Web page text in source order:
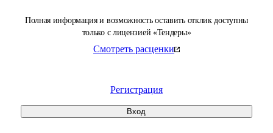
Полная информация и возможность оставить отклик доступны
только с лицензией «Тендеры»
Смотреть расценки
Регистрация
Вход